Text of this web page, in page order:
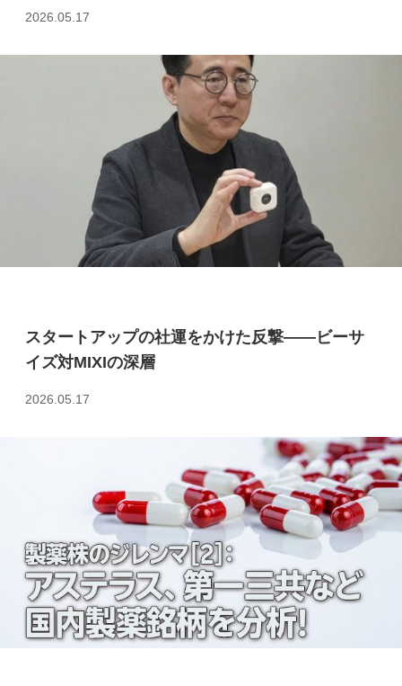
2026.05.17
スタートアップの社運をかけた反撃――ビーサ
イズ対MIXIの深層
2026.05.17